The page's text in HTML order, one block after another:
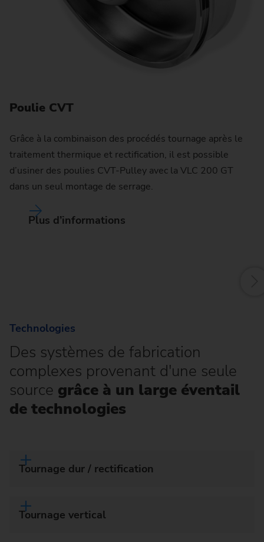
Poulie CVT
Grâce à la combinaison des procédés tournage après le
traitement thermique et rectification, il est possible
d’usiner des poulies CVT-Pulley avec la VLC 200 GT
dans un seul montage de serrage.
Plus d’informations
Technologies
Des systèmes de fabrication
complexes provenant d'une seule
source grâce à un large éventail
de technologies
Tournage dur / rectification
Tournage vertical